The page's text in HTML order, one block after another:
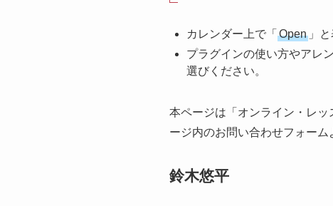
カレンダー上で「 Open 」
プラグインの使い方やアレ
選びください。
本ページは「オンライン・レ
ージ内のお問い合わせフォーム
鈴木悠平